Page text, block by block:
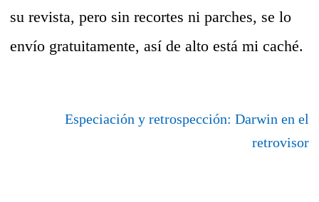
su revista, pero sin recortes ni parches, se lo
envío gratuitamente, así de alto está mi caché.
Especiación y retrospección: Darwin en el
retrovisor